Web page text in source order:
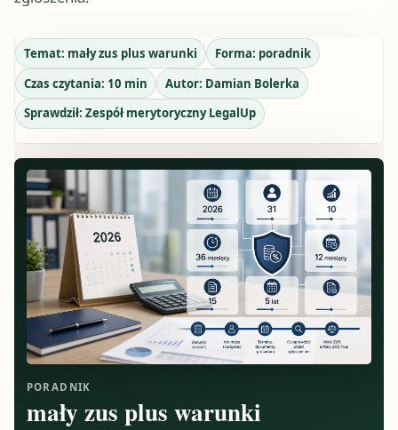
Temat: mały zus plus warunki Forma: poradnik
Czas czytania: 10 min Autor: Damian Bolerka
Sprawdził: Zespół merytoryczny LegalUp
PORADNIK
mały zus plus warunki